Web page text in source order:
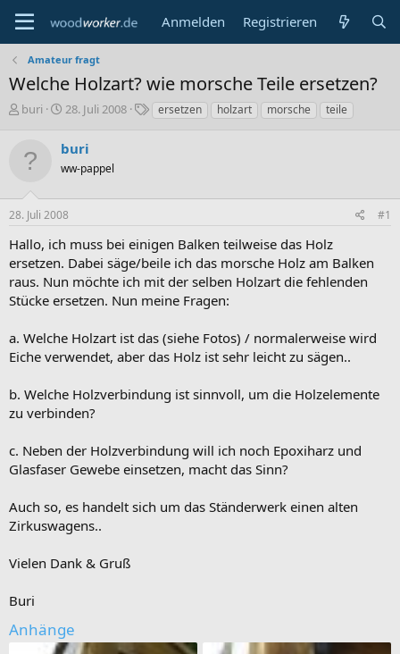
Anmelden Registrieren
Amateur fragt
Welche Holzart? wie morsche Teile ersetzen?
E
t
l
e
buri
E
t
e
l
t
m
28. Juli 2008
S
w
t
e
ersetzen holzart morsche teile
buri
ww-pappel
28. Juli 2008 #1
Hallo, ich muss bei einigen Balken teilweise das Holz
ersetzen. Dabei säge/beile ich das morsche Holz am Balken
raus. Nun möchte ich mit der selben Holzart die fehlenden
Stücke ersetzen. Nun meine Fragen:
a. Welche Holzart ist das (siehe Fotos) / normalerweise wird
Eiche verwendet, aber das Holz ist sehr leicht zu sägen..
b. Welche Holzverbindung ist sinnvoll, um die Holzelemente
zu verbinden?
c. Neben der Holzverbindung will ich noch Epoxiharz und
Glasfaser Gewebe einsetzen, macht das Sinn?
Auch so, es handelt sich um das Ständerwerk einen alten
Zirkuswagens..
Vielen Dank & Gruß
Buri
Anhänge